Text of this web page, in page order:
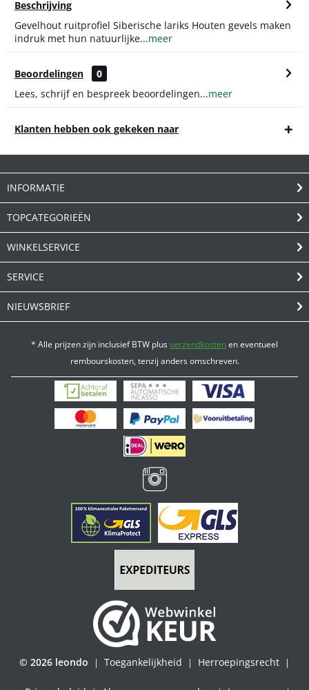
Beschrijving
Gevelhout ruitprofiel Siberische lariks Houten gevels maken
indruk met hun natuurlijke...meer
Beoordelingen
0
Lees, schrijf en bespreek beoordelingen...meer
Klanten hebben ook gekeken naar
INFORMATIE
TOPCATEGORIEËN
WINKELSERVICE
SERVICE
NIEUWSBRIEF
* Alle prijzen zijn inclusief BTW plusverzendkostenen eventueel
rembourskosten, tenzij anders omschreven.
© 2026 leondo | Toegankelijkheid | Herroepingsrecht |